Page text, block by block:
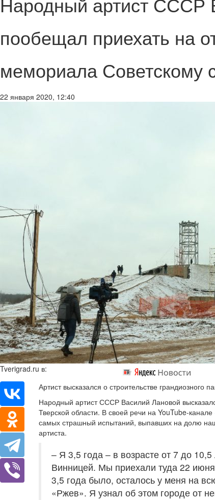
пообещал приехать на
мемориала Советскому
22 января 2020, 12:40
Tverigrad.ru в:
Артист высказался о строительстве грандиозного
Народный артист СССР Василий Лановой
Тверской области. В своей речи на YouTube-канале
самых страшный испытаний, выпавших на долю
артиста.
– Я 3,5 года – в возрасте от 7 до
Винницей. Мы приехали туда 22
3,5 года было, осталось у меня на
«Ржев». Я узнал об этом городе от